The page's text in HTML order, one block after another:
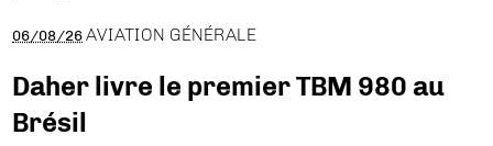
06/08/26 AVIATION GÉNÉRALE
Daher livre le premier TBM 980 au
Brésil